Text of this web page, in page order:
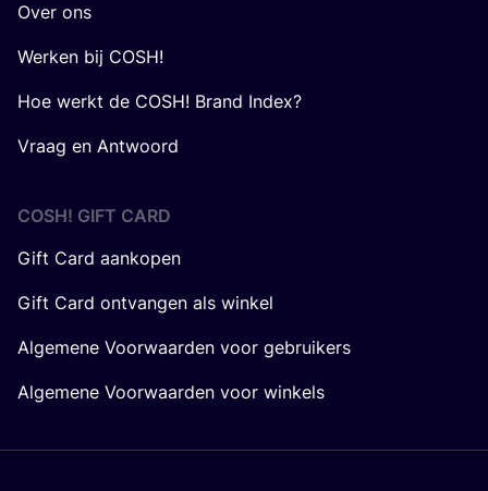
Over ons
Werken bij COSH!
Hoe werkt de COSH! Brand Index?
Vraag en Antwoord
COSH! GIFT CARD
Gift Card aankopen
Gift Card ontvangen als winkel
Algemene Voorwaarden voor gebruikers
Algemene Voorwaarden voor winkels